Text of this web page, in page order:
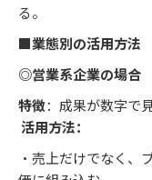
る。
■業態別の活用方法
◎営業系企業の場合
特徴：成果が数字で
活用方法：
・売上だけでなく、